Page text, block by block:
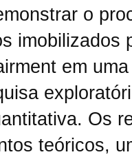
o
imobilizados
em
Os
teóricos,